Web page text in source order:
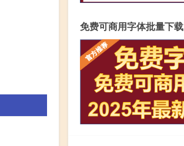
免费可商用字体批量下载